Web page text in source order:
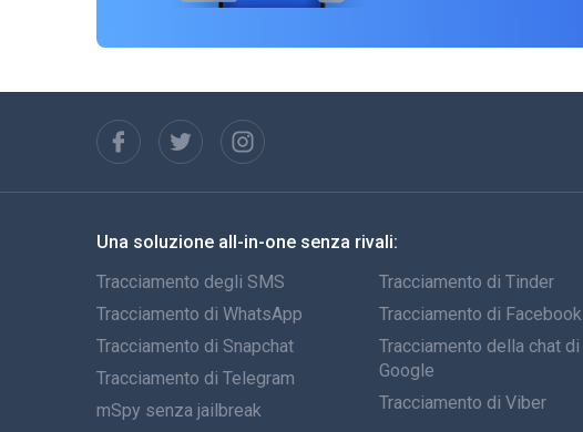
Una soluzione all-in-one senza rivali:
Tracciamento degli SMS
Tracciamento di WhatsApp
Tracciamento di Snapchat
Tracciamento di Telegram
mSpy senza jailbreak
Tracciamento di Tinder
Tracciamento di Facebook
Tracciamento della chat di
Google
Tracciamento di Viber